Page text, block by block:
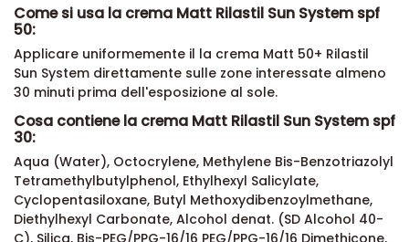
Come si usa la crema Matt Rilastil Sun System spf
50:
Applicare uniformemente il la crema Matt 50+ Rilastil
Sun System direttamente sulle zone interessate almeno
30 minuti prima dell'esposizione al sole.
Cosa contiene la crema Matt Rilastil Sun System spf
30:
Aqua (Water), Octocrylene, Methylene Bis-Benzotriazolyl
Tetramethylbutylphenol, Ethylhexyl Salicylate,
Cyclopentasiloxane, Butyl Methoxydibenzoylmethane,
Diethylhexyl Carbonate, Alcohol denat. (SD Alcohol 40-
C), Silica, Bis-PEG/PPG-16/16 PEG/PPG-16/16 Dimethicone,